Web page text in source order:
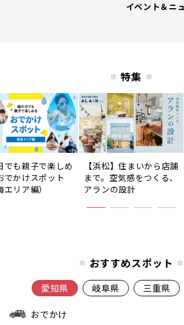
イベント＆ニ
特集
でも親子で楽しめ
でかけスポット
リア編）
【浜松】住まいから店舗
まで。空気感をつくる、
アランの設計
おすすめスポット
愛知県 岐阜県 三重県
おでかけ